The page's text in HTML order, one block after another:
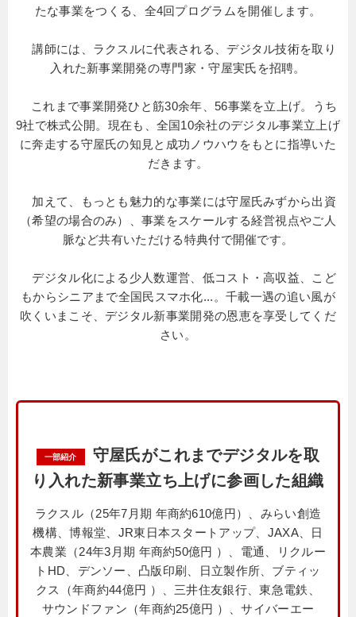
たな事業をつくる、全4回プログラムを開催します。
講師には、ラクスルに代表される、デジタル技術を取り
入れた新事業開発の専門家・守屋実氏を招聘。
これまで事業開発ひと筋30余年、56事業を立上げ。うち
9社で株式公開。現在も、全国10余社のデジタル事業立上げ
に奔走する守屋氏の知見と成功ノウハウをもとに指導いた
だきます。
加えて、もっとも魅力的な事業には守屋氏みずから出資
（希望の場合のみ）、事業をスケールする経営視点やご人
脈など共有いただける特典付で開催です。
デジタル化による少人数運営、低コスト・高収益、こど
もからシニアまで全国民スマホ化...。千載一遇の追い風が
吹くいまこそ、デジタル新事業開発の恩恵を享受してくだ
さい。
一部紹介
守屋氏がこれまでデジタルを取
り入れた新事業立ち上げに参画した組織
ラクスル（25年7月期 年商約610億円）、みらい創造
機構、博報堂、JR東日本スタートアップ、JAXA、日
本農業（24年3月期 年商約50億円 ）、電通、リクルー
トHD、デンソー、凸版印刷、日立製作所、ブティッ
クス（年商約44億円 ）、三井住友銀行、東急電鉄、
サウンドファン（年商約25億円 ）、サイバーエー